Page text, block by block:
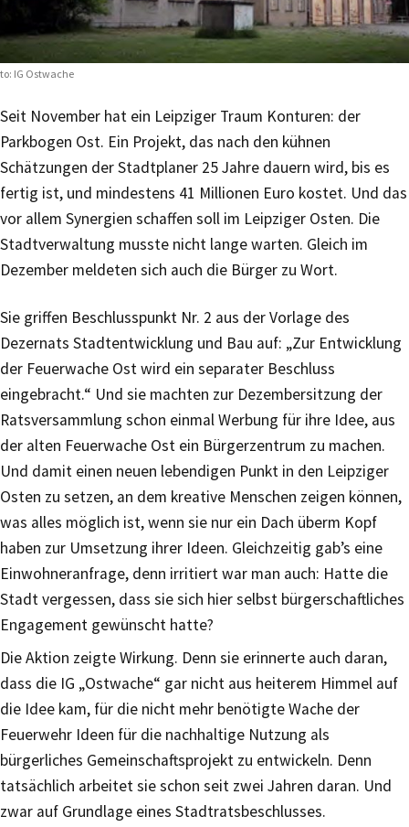
IG Ostwache
Seit November hat ein Leipziger Traum Konturen: der
Parkbogen Ost. Ein Projekt, das nach den kühnen
Schätzungen der Stadtplaner 25 Jahre dauern wird, bis es
fertig ist, und mindestens 41 Millionen Euro kostet. Und das
vor allem Synergien schaffen soll im Leipziger Osten. Die
Stadtverwaltung musste nicht lange warten. Gleich im
Dezember meldeten sich auch die Bürger zu Wort.
Sie griffen Beschlusspunkt Nr. 2 aus der Vorlage des
Dezernats Stadtentwicklung und Bau auf: „Zur Entwicklung
der Feuerwache Ost wird ein separater Beschluss
eingebracht.“ Und sie machten zur Dezembersitzung der
Ratsversammlung schon einmal Werbung für ihre Idee, aus
der alten Feuerwache Ost ein Bürgerzentrum zu machen.
Und damit einen neuen lebendigen Punkt in den Leipziger
Osten zu setzen, an dem kreative Menschen zeigen können,
was alles möglich ist, wenn sie nur ein Dach überm Kopf
haben zur Umsetzung ihrer Ideen. Gleichzeitig gab’s eine
Einwohneranfrage, denn irritiert war man auch: Hatte die
Stadt vergessen, dass sie sich hier selbst bürgerschaftliches
Engagement gewünscht hatte?
Die Aktion zeigte Wirkung. Denn sie erinnerte auch daran,
dass die IG „Ostwache“ gar nicht aus heiterem Himmel auf
die Idee kam, für die nicht mehr benötigte Wache der
Feuerwehr Ideen für die nachhaltige Nutzung als
bürgerliches Gemeinschaftsprojekt zu entwickeln. Denn
tatsächlich arbeitet sie schon seit zwei Jahren daran. Und
zwar auf Grundlage eines Stadtratsbeschlusses.